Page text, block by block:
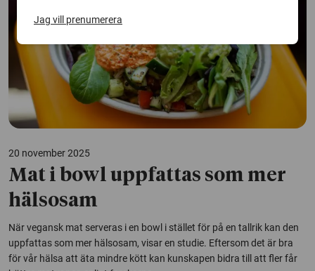
20 november 2025
Mat i bowl uppfattas som mer
hälsosam
När vegansk mat serveras i en bowl i stället för på en tallrik kan den
uppfattas som mer hälsosam, visar en studie. Eftersom det är bra
för vår hälsa att äta mindre kött kan kunskapen bidra till att fler får
Jag vill prenumerera